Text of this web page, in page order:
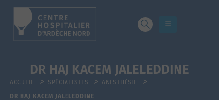
ACCUEIL SPÉCIALISTES
ANESTHÉSIE
DR HAJ KACEM JALELEDDINE
DR HAJ KACEM JALELEDDINE